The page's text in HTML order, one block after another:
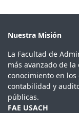
Nuestra Misión
La Facultad de
más avanzado de
conocimiento en
contabilidad y
públicas.
FAE USACH